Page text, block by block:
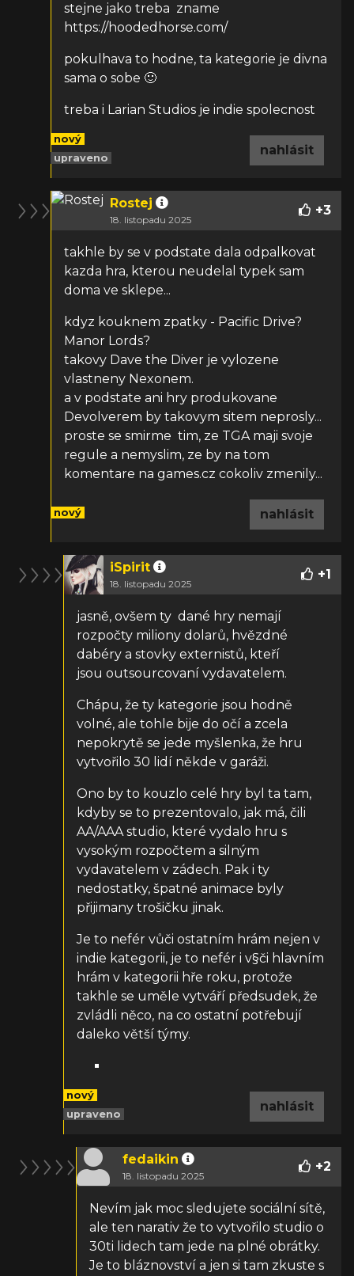
stejne jako treba zname
https://hoodedhorse.com/
pokulhava to hodne, ta kategorie je divna
sama o sobe 🙂
treba i Larian Studios je indie spolecnost
nový
upraveno
nahlásit
Rostej
18. listopadu 2025
+3
takhle by se v podstate dala odpalkovat
kazda hra, kterou neudelal typek sam
doma ve sklepe...
kdyz kouknem zpatky - Pacific Drive?
Manor Lords?
takovy Dave the Diver je vylozene
vlastneny Nexonem.
a v podstate ani hry produkovane
Devolverem by takovym sitem neprosly...
proste se smirme tim, ze TGA maji svoje
regule a nemyslim, ze by na tom
komentare na games.cz cokoliv zmenily...
nový nahlásit
iSpirit
18. listopadu 2025
+1
jasně, ovšem ty dané hry nemají
rozpočty miliony dolarů, hvězdné
dabéry a stovky externistů, kteří
jsou outsourcovaní vydavatelem.
Chápu, že ty kategorie jsou hodně
volné, ale tohle bije do očí a zcela
nepokrytě se jede myšlenka, že hru
vytvořilo 30 lidí někde v garáži.
Ono by to kouzlo celé hry byl ta tam,
kdyby se to prezentovalo, jak má, čili
AA/AAA studio, které vydalo hru s
vysokým rozpočtem a silným
vydavatelem v zádech. Pak i ty
nedostatky, špatné animace byly
přijimany trošičku jinak.
Je to nefér vůči ostatním hrám nejen v
indie kategorii, je to nefér i v§či hlavním
hrám v kategorii hře roku, protože
takhle se uměle vytváří předsudek, že
zvládli něco, na co ostatní potřebují
daleko větší týmy.
nový
upraveno
nahlásit
fedaikin
18. listopadu 2025
+2
Nevím jak moc sledujete sociální sítě,
ale ten narativ že to vytvořilo studio o
30ti lidech tam jede na plné obrátky.
Je to bláznovství a jen si tam zkuste s